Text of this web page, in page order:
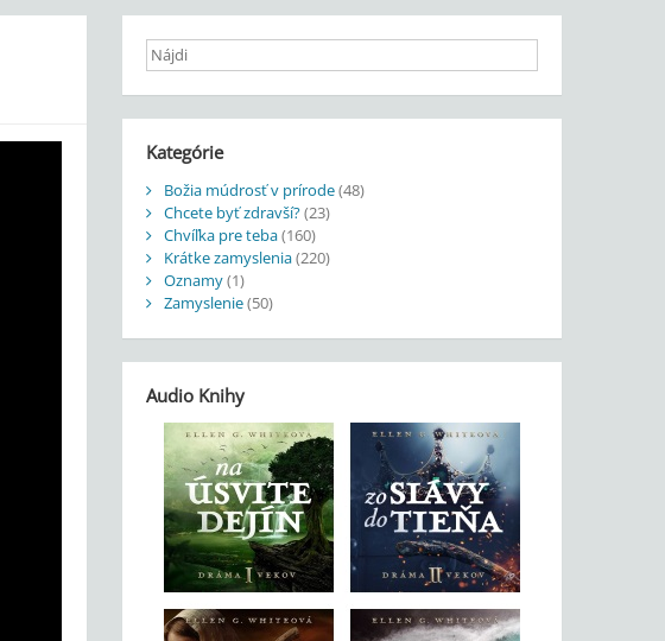
Kategórie
Božia múdrosť v prírode(48)
Chcete byť zdravší?(23)
Chvíľka pre teba(160)
Krátke zamyslenia(220)
Oznamy(1)
Zamyslenie(50)
Audio Knihy